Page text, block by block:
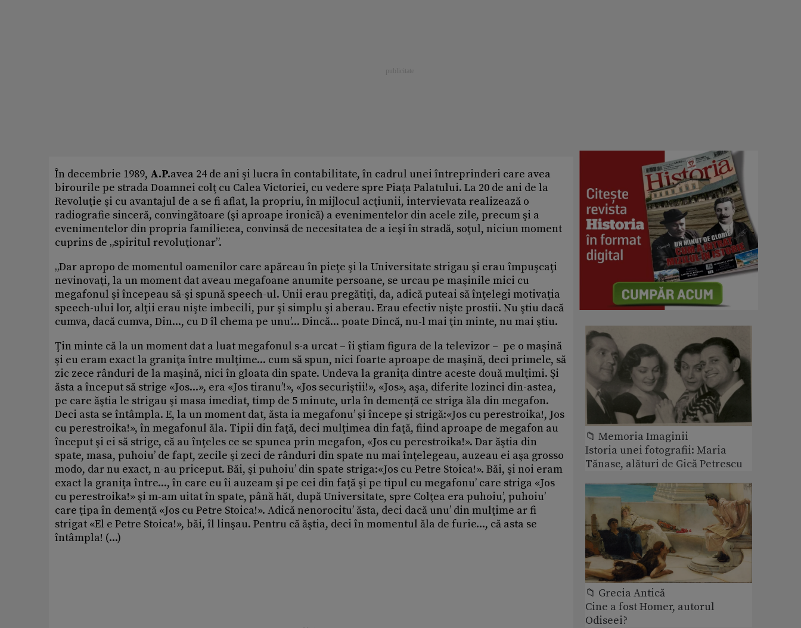
În decembrie 1989, A.P.avea 24 de ani şi lucra în contabilitate, în cadrul unei întreprinderi care avea
birourile pe strada Doamnei colţ cu Calea Victoriei, cu vedere spre Piaţa Palatului. La 20 de ani de la
Revoluţie şi cu avantajul de a se fi aflat, la propriu, în mijlocul acţiunii, intervievata realizează o
radiografie sinceră, convingătoare (şi aproape ironică) a evenimentelor din acele zile, precum şi a
evenimentelor din propria familie:ea, convinsă de necesitatea de a ieşi în stradă, soţul, niciun moment
cuprins de „spiritul revoluţionar”.
„Dar apropo de momentul oamenilor care apăreau în pieţe şi la Universitate strigau şi erau împuşcaţi
nevinovaţi, la un moment dat aveau megafoane anumite persoane, se urcau pe maşinile mici cu
megafonul şi începeau să-şi spună speech-ul. Unii erau pregătiţi, da, adică puteai să înţelegi motivaţia
speech-ului lor, alţii erau nişte imbecili, pur şi simplu şi aberau. Erau efectiv nişte prostii. Nu ştiu dacă
cumva, dacă cumva, Din..., cu D îl chema pe unu’... Dincă... poate Dincă, nu-l mai ţin minte, nu mai ştiu.
Ţin minte că la un moment dat a luat megafonul s-a urcat – îi ştiam figura de la televizor – pe o maşină
şi eu eram exact la graniţa între mulţime... cum să spun, nici foarte aproape de maşină, deci primele, să
zic zece rânduri de la maşină, nici în gloata din spate. Undeva la graniţa dintre aceste două mulţimi. Şi
ăsta a început să strige «Jos...», era «Jos tiranu’!», «Jos securiştii!», «Jos», aşa, diferite lozinci din-astea,
pe care ăştia le strigau şi masa imediat, timp de 5 minute, urla în demenţă ce striga ăla din megafon.
Deci asta se întâmpla. E, la un moment dat, ăsta ia megafonu’ şi începe şi strigă:«Jos cu perestroika!, Jos
cu perestroika!», în megafonul ăla. Tipii din faţă, deci mulţimea din faţă, fiind aproape de megafon au
început şi ei să strige, că au înţeles ce se spunea prin megafon, «Jos cu perestroika!». Dar ăştia din
spate, masa, puhoiu’ de fapt, zecile şi zeci de rânduri din spate nu mai înţelegeau, auzeau ei aşa grosso
modo, dar nu exact, n-au priceput. Băi, şi puhoiu’ din spate striga:«Jos cu Petre Stoica!». Băi, şi noi eram
exact la graniţa între..., în care eu îi auzeam şi pe cei din faţă şi pe tipul cu megafonu’ care striga «Jos
cu perestroika!» şi m-am uitat în spate, până hăt, după Universitate, spre Colţea era puhoiu’, puhoiu’
care ţipa în demenţă «Jos cu Petre Stoica!». Adică nenorocitu’ ăsta, deci dacă unu’ din mulţime ar fi
strigat «El e Petre Stoica!», băi, îl linşau. Pentru că ăştia, deci în momentul ăla de furie..., că asta se
întâmpla! (...)
📁 Memoria Imaginii
Istoria unei fotografii: Maria
Tănase, alături de Gică Petrescu
📁 Grecia Antică
Cine a fost Homer, autorul
Odiseei?